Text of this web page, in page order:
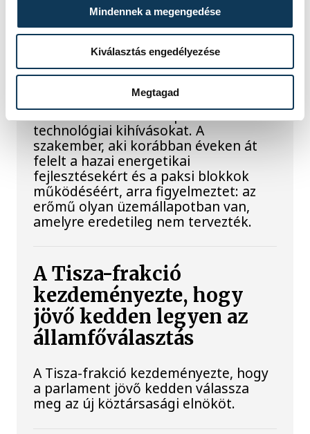
Mindennek a megengedése
Kiválasztás engedélyezése
Megtagad
Késéltánc a Dunán: Mi
történik, ha leáll Paks?
Mártha Imre, az MVM Zrt. egykori
vezérigazgatója ATV-n Rónai Egonnak
adott interjújában vázolta fel a Paksi
Atomerőmű előtt álló példátlan
technológiai kihívásokat. A
szakember, aki korábban éveken át
felelt a hazai energetikai
fejlesztésekért és a paksi blokkok
működéséért, arra figyelmeztet: az
erőmű olyan üzemállapotban van,
amelyre eredetileg nem tervezték.
A Tisza-frakció
kezdeményezte, hogy
jövő kedden legyen az
államfőválasztás
A Tisza-frakció kezdeményezte, hogy
a parlament jövő kedden válassza
meg az új köztársasági elnököt.